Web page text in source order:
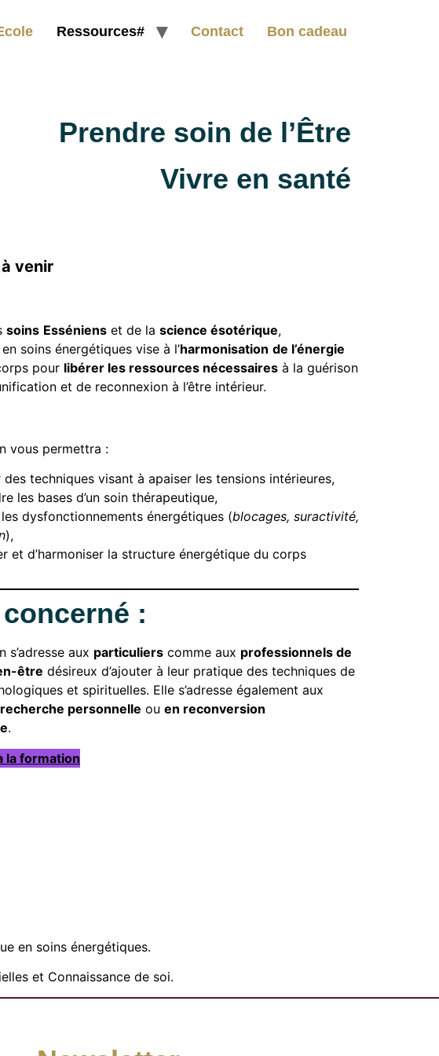
Ressources# Contact Bon cadeau
Prendre soin de l’Être
Vivre en santé
venir
soins Esséniens et de la science ésotérique,
en soins énergétiques vise à l’harmonisation de l’énergie
pour libérer les ressources nécessaires à la guérison
et de reconnexion à l’être intérieur.
vous permettra :
des techniques visant à apaiser les tensions intérieures,
les bases d’un soin thérapeutique,
dysfonctionnements énergétiques (blocages, suractivité,
),
et d’harmoniser la structure énergétique du corps
:
aux particuliers comme aux professionnels de
être désireux d’ajouter à leur pratique des techniques de
et spirituelles. Elle s’adresse également aux
personnelle ou en reconversion
.
la formation
en soins énergétiques.
et Connaissance de soi.